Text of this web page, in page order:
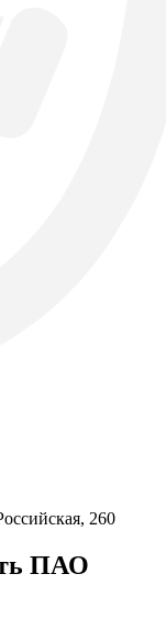
260
ПАО